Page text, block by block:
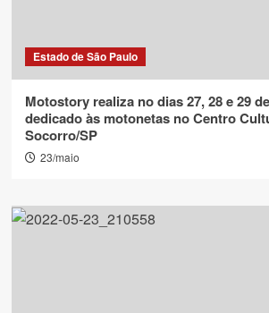
Estado de São Paulo
Motostory realiza no dias 27, 28 e 29
dedicado às motonetas no Centro
Socorro/SP
23/maio